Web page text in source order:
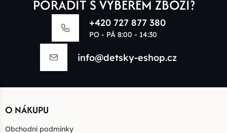
PORADIT S VÝBĚREM ZBOŽÍ?
+420 727 877 380
PO - PÁ 8:00 - 14:30
info@detsky-eshop.cz
O NÁKUPU
Obchodní podmínky